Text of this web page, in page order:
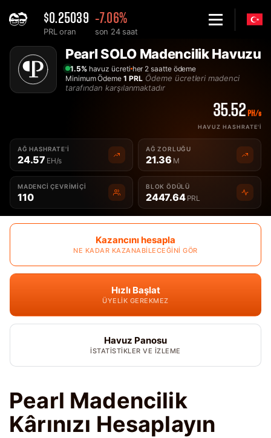
$0.25039
PRL oran
-7.06%
son 24 saat
Home
Solo Pearl PRL Madencilik Havuzu - 2Miners
Pearl SOLO Madencilik Havuzu
1.5%havuz ücreti her 2 saatte ödeme
Minimum Ödeme 1 PRL Ödeme ücretleri madenci
tarafından karşılanmaktadır
35.52 PH/s
HAVUZ HASHRATE'I
AĞ HASHRATE'I
24.57 EH/s
AĞ ZORLUĞU
21.36 M
MADENCI ÇEVRIMIÇI
110
BLOK ÖDÜLÜ
2447.64 PRL
Kazancını hesapla
NE KADAR KAZANABILECEĞINI GÖR
Hızlı Başlat
ÜYELIK GEREKMEZ
Havuz Panosu
İSTATISTIKLER VE IZLEME
Pearl Madencilik
Kârınızı Hesaplayın